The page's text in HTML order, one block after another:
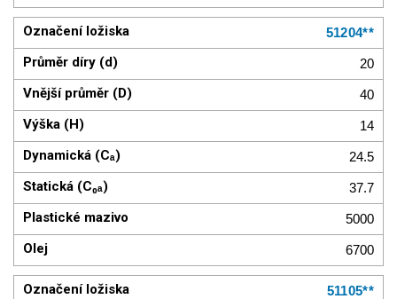
51204**
20
40
14
24.5
37.7
5000
6700
51105**